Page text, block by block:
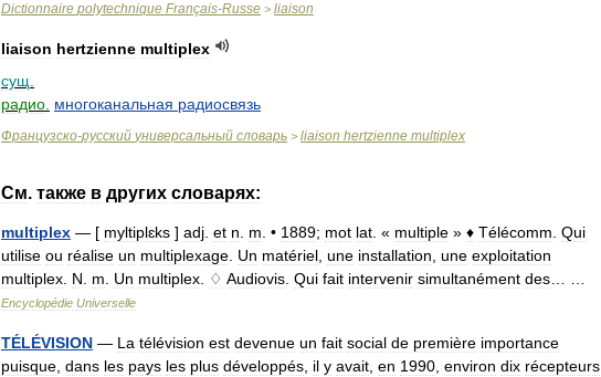
Dictionnaire polytechnique Français-Russe > liaison
liaison hertzienne multiplex
сущ
радио многоканальная радиосвязь
Французско-русский универсальный словарь > liaison hertzienne multiplex
См. также в других словарях:
multiplex — [ myltiplɛks ] adj et n m . • 1889; mot lat . « multiple » ♦ Télécomm Qui
utilise ou réalise un multiplexage Un matériel une installation une exploitation
multiplex N m Un multiplex ♢ Audiovis Qui fait intervenir simultanément des
Encyclopédie Universelle
TÉLÉVISION — La télévision est devenue un fait social de première importance
puisque dans les pays les plus développés il y avait en 1990 environ dix récepteurs